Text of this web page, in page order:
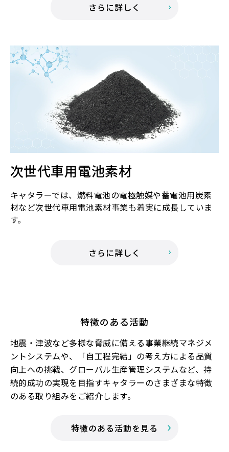
さらに詳しく
次世代車用電池素材
キャタラーでは、燃料電池の電極触媒や蓄電池用炭素
材など次世代車用電池素材事業も着実に成長していま
す。
さらに詳しく
特徴のある活動
地震・津波など多様な脅威に備える事業継続マネジメ
ントシステムや、「自工程完結」の考え方による品質
向上への挑戦、グローバル生産管理システムなど、持
続的成功の実現を目指すキャタラーのさまざまな特徴
のある取り組みをご紹介します。
特徴のある活動を見る